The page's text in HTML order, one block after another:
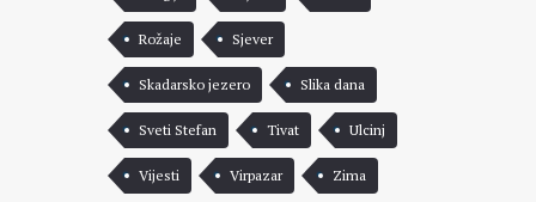
Rožaje Sjever
Skadarsko jezero Slika dana
Sveti Stefan Tivat Ulcinj
Vijesti Virpazar Zima